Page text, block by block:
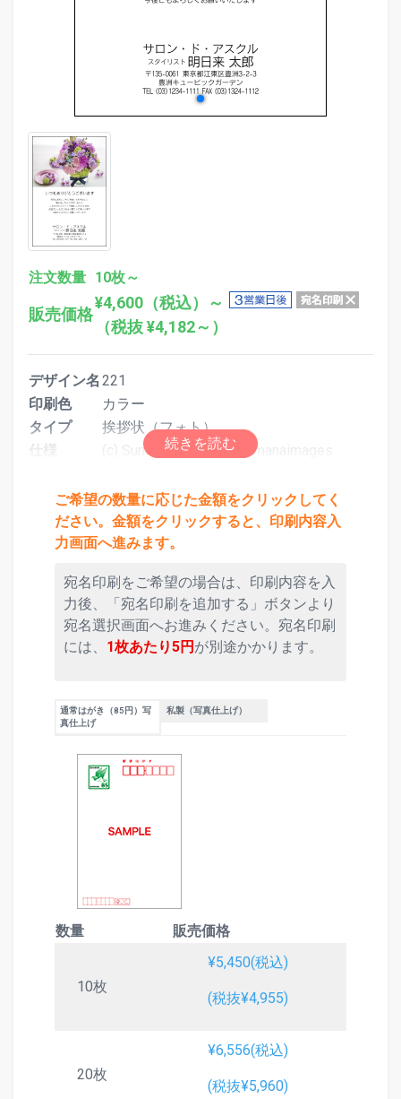
注文数量 10枚～
販売価格
¥4,600（税込）～
（税抜 ¥4,182～）
デザイン名 221
印刷色
カラー
タイプ
挨拶状（フォト）
仕様
(c) Sundy Blake/orion /amanaimages
ご希望の数量に応じた金額をクリックしてく
ださい。金額をクリックすると、印刷内容入
力画面へ進みます。
宛名印刷をご希望の場合は、印刷内容を入
力後、「宛名印刷を追加する」ボタンより
宛名選択画面へお進みください。宛名印刷
には、 1枚あたり5円 が別途かかります。
通常はがき（85円）写
真仕上げ
私製（写真仕上げ）
数量 販売価格
10枚
¥5,450(税込)
(税抜¥4,955)
20枚
¥6,556(税込)
(税抜¥5,960)